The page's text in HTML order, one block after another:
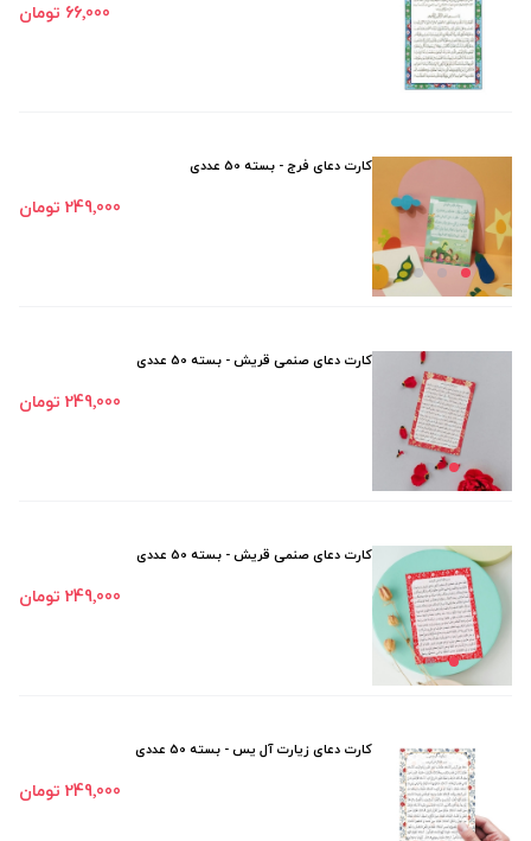
66٬000 تومان
کارت دعای فرج - بسته 50 عددی
249٬000 تومان
کارت دعای صنمی قریش - بسته 50 عددی
249٬000 تومان
کارت دعای صنمی قریش - بسته 50 عددی
249٬000 تومان
کارت دعای زیارت آل یس - بسته 50 عددی
249٬000 تومان